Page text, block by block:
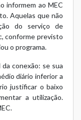
informem ao MEC
Aquelas que não
do serviço de
conforme previsto
o programa.
conexão: se sua
diário inferior a
justificar o baixo
a utilização.
.